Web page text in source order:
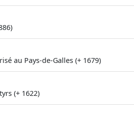
au Pays-de-Galles (+ 1679)
(+ 1622)